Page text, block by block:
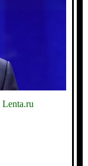
Lenta.ru